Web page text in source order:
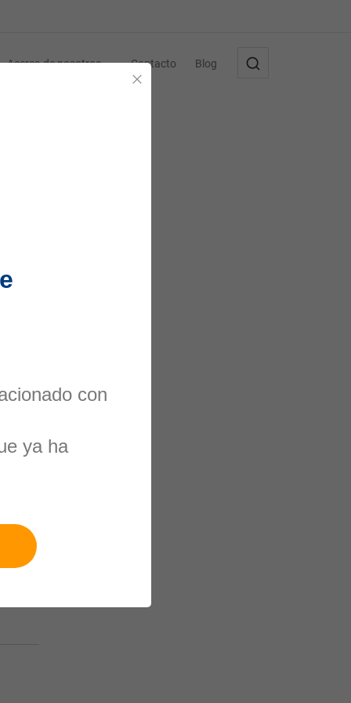
Acerca de nosotros Contacto Blog
con
ya ha